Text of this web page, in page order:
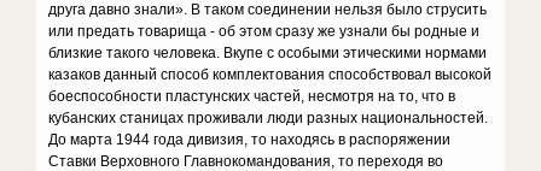
друга давно знали». В таком соединении нельзя было струсить
или предать товарища - об этом сразу же узнали бы родные и
близкие такого человека. Вкупе с особыми этическими нормами
казаков данный способ комплектования способствовал высокой
боеспособности пластунских частей, несмотря на то, что в
кубанских станицах проживали люди разных национальностей.
До марта 1944 года дивизия, то находясь в распоряжении
Ставки Верховного Главнокомандования, то переходя во